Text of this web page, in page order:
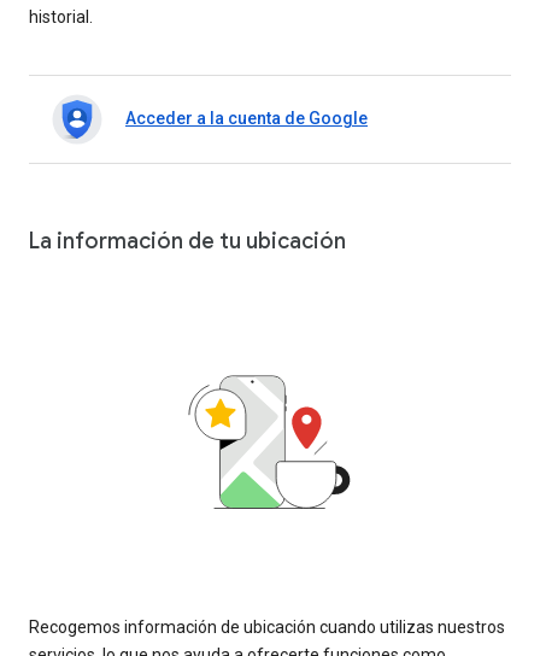
historial.
Acceder a la cuenta de Google
La información de tu ubicación
Recogemos información de ubicación cuando utilizas nuestros